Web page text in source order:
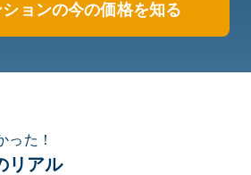
ションの今の価格を知る
った！
リアル